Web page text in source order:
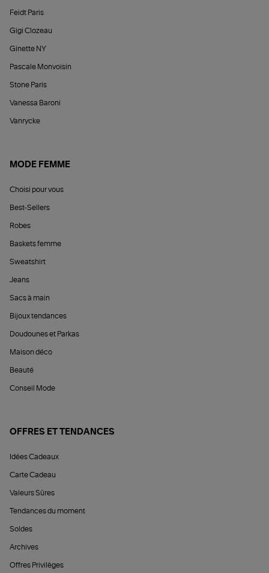
Feidt Paris
Gigi Clozeau
Ginette NY
Pascale Monvoisin
Stone Paris
Vanessa Baroni
Vanrycke
MODE FEMME
Choisi pour vous
Best-Sellers
Robes
Baskets femme
Sweatshirt
Jeans
Sacs à main
Bijoux tendances
Doudounes et Parkas
Maison déco
Beauté
Conseil Mode
OFFRES ET TENDANCES
Idées Cadeaux
Carte Cadeau
Valeurs Sûres
Tendances du moment
Soldes
Archives
Offres Privilèges